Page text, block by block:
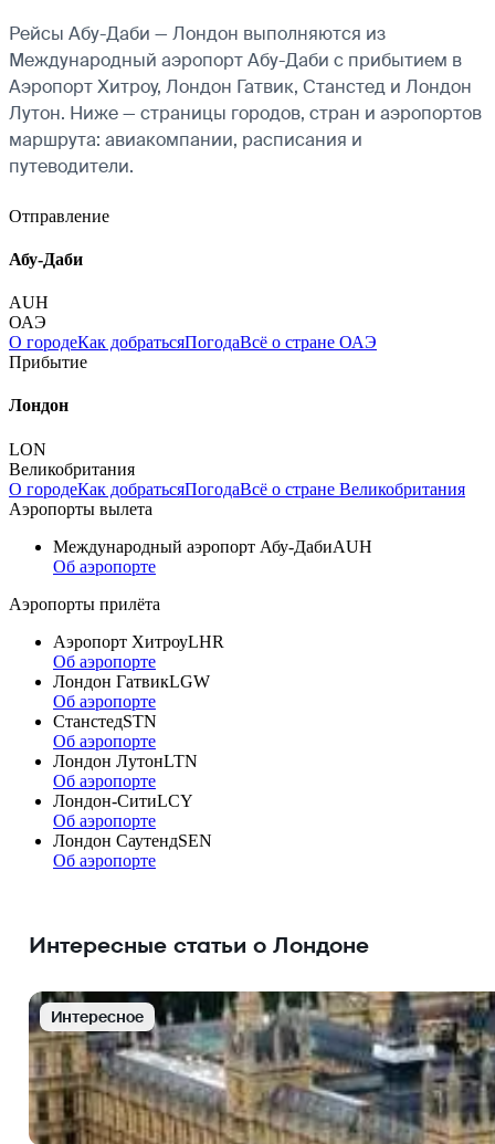
Рейсы Абу-Даби — Лондон выполняются из
Международный аэропорт Абу-Даби с прибытием в
Аэропорт Хитроу, Лондон Гатвик, Станстед и Лондон
Лутон. Ниже — страницы городов, стран и аэропортов
маршрута: авиакомпании, расписания и
путеводители.
Отправление
Абу-Даби
AUH
ОАЭ
О городеКак добратьсяПогодаВсё о стране ОАЭ
Прибытие
Лондон
LON
Великобритания
О городеКак добратьсяПогодаВсё о стране Великобритания
Аэропорты вылета
Международный аэропорт Абу-ДабиAUH
Об аэропорте
Аэропорты прилёта
Аэропорт ХитроуLHR
Об аэропорте
Лондон ГатвикLGW
Об аэропорте
СтанстедSTN
Об аэропорте
Лондон ЛутонLTN
Об аэропорте
Лондон-СитиLCY
Об аэропорте
Лондон СаутендSEN
Об аэропорте
Интересные статьи о Лондоне
Интересное